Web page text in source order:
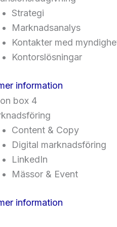
Strategi
Marknadsanalys
Kontakter med
Kontorslösningar
information
Content & Copy
Digital marknadsföring
LinkedIn
Mässor & Event
information